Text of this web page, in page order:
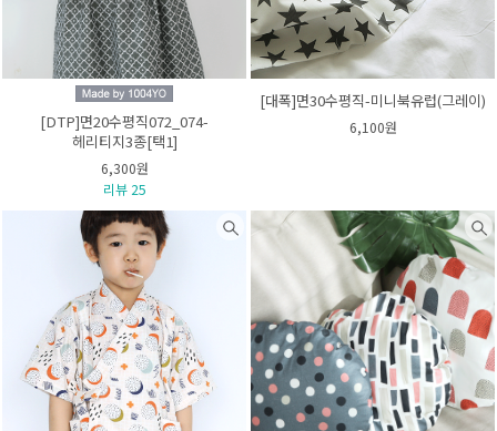
[DTP]면20수평직072_074-
헤리티지3종[택1]
6,300원
리뷰 25
[대폭]면30수평직-미니북유럽(그레이)
6,100원